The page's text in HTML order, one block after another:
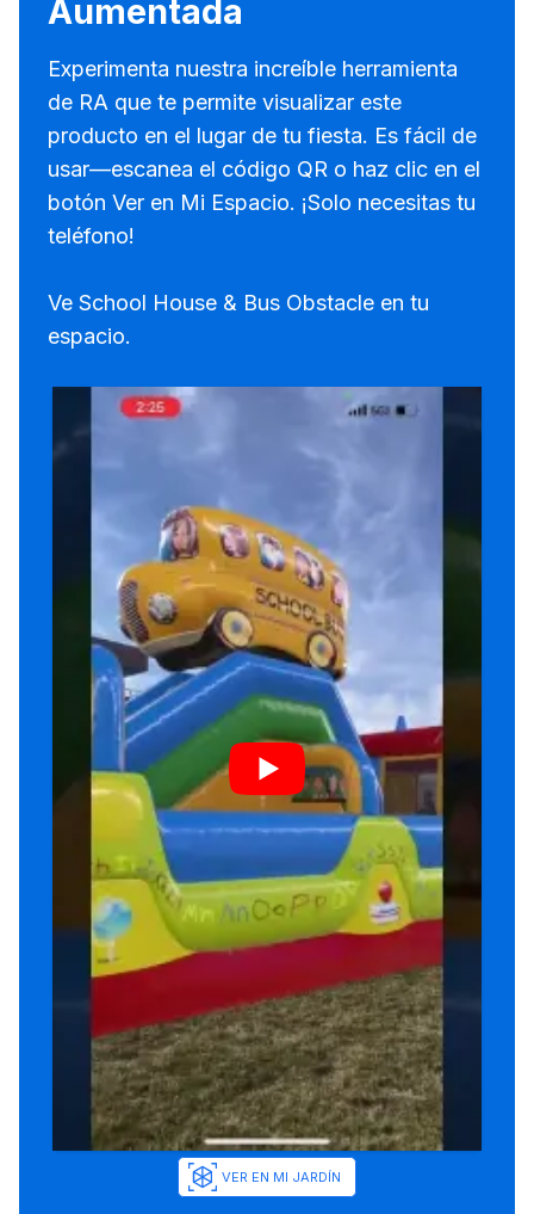
Aumentada
Experimenta nuestra increíble herramienta
de RA que te permite visualizar este
producto en el lugar de tu fiesta. Es fácil de
usar—escanea el código QR o haz clic en el
botón Ver en Mi Espacio. ¡Solo necesitas tu
teléfono!
Ve School House & Bus Obstacle en tu
espacio.
VER EN MI JARDÍN